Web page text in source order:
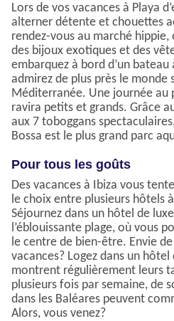
Lors de vos vacances à Playa
alterner détente et chouettes
rendez-vous au marché
des bijoux exotiques et des
embarquez à bord d’un
admirez de plus près le monde
Méditerranée. Une journée au
ravira petits et grands. Grâce
aux 7 toboggans
Bossa est le plus grand parc
Pour tous les goûts
Des vacances à Ibiza vous
le choix entre plusieurs hôtels à
Séjournez dans un hôtel de luxe
l’éblouissante plage, où vous
le centre de bien-être. Envie
vacances? Logez dans un hôtel
montrent régulièrement leurs
plusieurs fois par semaine, de
dans les Baléares peuvent
Alors, vous venez?